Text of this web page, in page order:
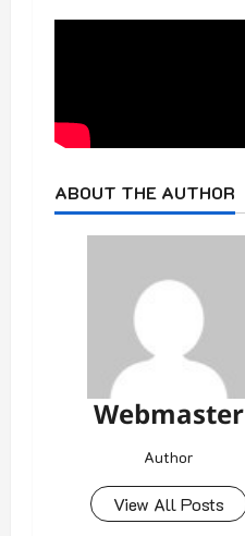
ABOUT THE AUTHOR
Webmaster
Author
View All Posts